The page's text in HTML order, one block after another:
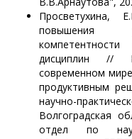
Просветухина,
повышения
компетентности
дисциплин //
современном
продуктивным
научно-
Волгоградская
отдел по